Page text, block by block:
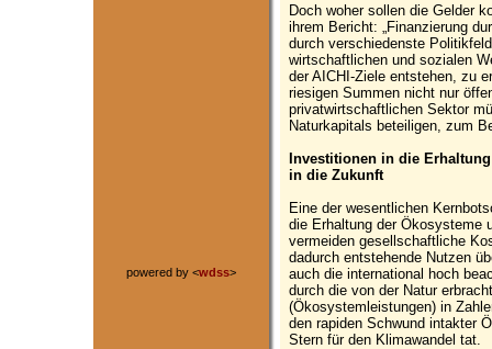
powered by <wdss>
Doch woher sollen die Gelder
ihrem Bericht: „Finanzierung
durch verschiedenste
wirtschaftlichen und sozialen
der AICHI-Ziele entstehen, zu
riesigen Summen nicht nur
privatwirtschaftlichen Sektor
Naturkapitals beteiligen, zum
Investitionen in die
in die Zukunft
Eine der wesentlichen
die Erhaltung der Ökosysteme
vermeiden gesellschaftliche
dadurch entstehende Nutzen
auch die international hoch
durch die von der Natur
(Ökosystemleistungen) in
den rapiden Schwund intakter
Stern für den Klimawandel tat.